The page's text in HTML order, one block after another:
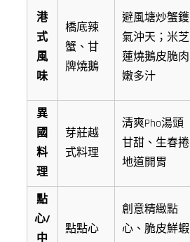
港
式
風
味
橋底辣
蟹、甘
牌燒鵝
避風塘炒蟹鑊
氣沖天；米芝
蓮燒鵝皮脆肉
嫩多汁
異
國
料
理
芽莊越
式料理
清爽Pho湯頭
甘甜、生春捲
地道開胃
點
心/
點點心
創意精緻點
心、脆皮鮮蝦